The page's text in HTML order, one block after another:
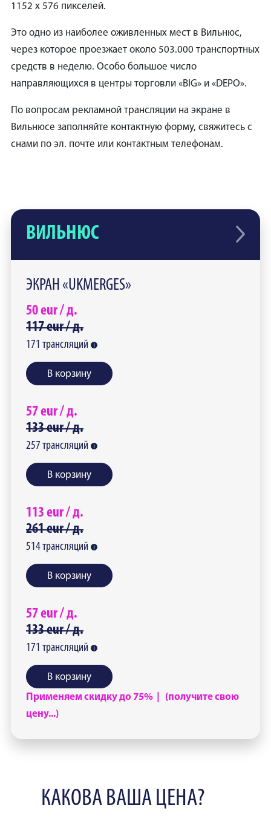
ВИЛЬНЮС
ЭКРАН «UKMERGES»
50eur /д.
117eur /д.
171 трансляций
В корзину
57eur /д.
133eur /д.
257 трансляций
В корзину
113 eur /д.
261eur /д.
514трансляций
В корзину
57eur /д.
133eur /д.
171 трансляций
В корзину
Применяем скидку до 75% | (получите свою
цену...)
КАКОВА ВАША ЦЕНА?
1152 x 576 пикселей.
Это одно из наиболее оживленных мест в Вильнюс,
через которое проезжает около 503.000 транспортных
средств в неделю. Особо большое число
направляющихся в центры торговли «BIG» и «DEPO».
По вопросам рекламной трансляции на экране в
Вильнюсе заполняйте контактную форму, свяжитесь с
снами по эл. почте или контактным телефонам.